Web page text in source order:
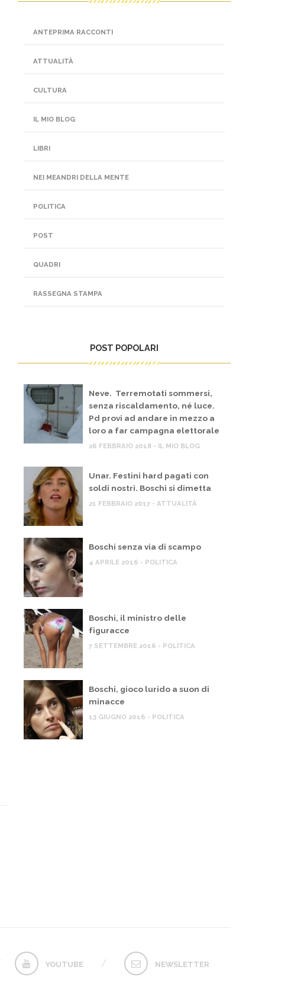
Governo Meloni, scontro sulla Flotilla,
opposizioni chiedono sanzioni a Israele
22 MAGGIO 2026
ANTEPRIMA RACCONTI
ATTUALITÀ
CULTURA
IL MIO BLOG
LIBRI
NEI MEANDRI DELLA MENTE
POLITICA
POST
QUADRI
RASSEGNA STAMPA
POST POPOLARI
Neve. Terremotati sommersi,
senza riscaldamento, né luce.
Pd provi ad andare in mezzo a
loro a far campagna elettorale
26 FEBBRAIO 2018 - IL MIO BLOG
Unar. Festini hard pagati con
soldi nostri. Boschi si dimetta
21 FEBBRAIO 2017 - ATTUALITÀ
Boschi senza via di scampo
4 APRILE 2016 - POLITICA
Boschi, il ministro delle
figuracce
7 SETTEMBRE 2016 - POLITICA
Boschi, gioco lurido a suon di
minacce
13 GIUGNO 2016 - POLITICA
YOUTUBE NEWSLETTER